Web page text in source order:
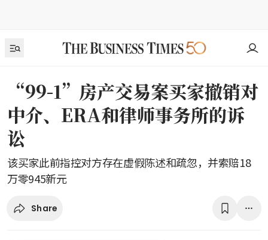
“99-1”房产交易案买家撤销对
中介、ERA和律师事务所的诉
讼
该买家此前指控对方存在虚假陈述和疏忽，并索赔18
万零945新元
Share